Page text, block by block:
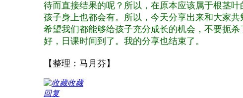
待而直接结果的呢？ 所以，在原本应该属于根茎
孩子身上也都会有。所以，今天分享出来和大家共
希望我们都能够给孩子充分成长的机会，不要扼杀
好，日课时间到了。我的分享也结束了。
【整理：马月芬】
收藏
回复